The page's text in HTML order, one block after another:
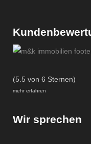
(5.5 von 6 Sternen)
mehr erfahren
Wir sprechen